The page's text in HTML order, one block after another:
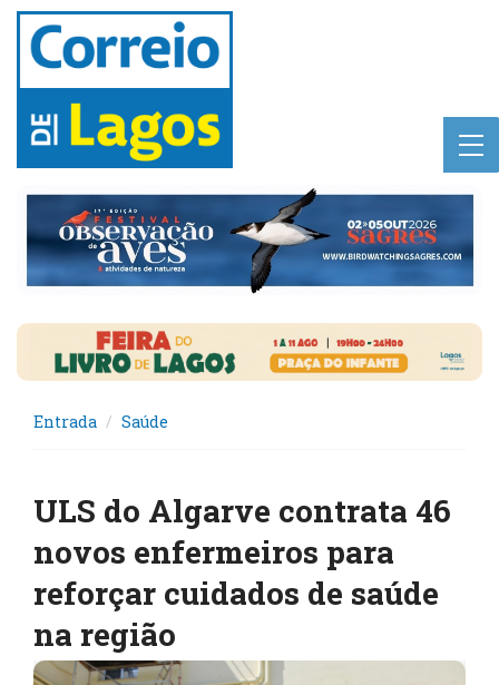
Entrada Saúde
ULS do Algarve contrata 46
novos enfermeiros para
reforçar cuidados de saúde
na região